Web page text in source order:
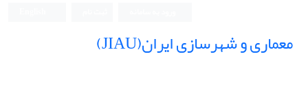
معماری و شهرسازی ایران(JIAU)